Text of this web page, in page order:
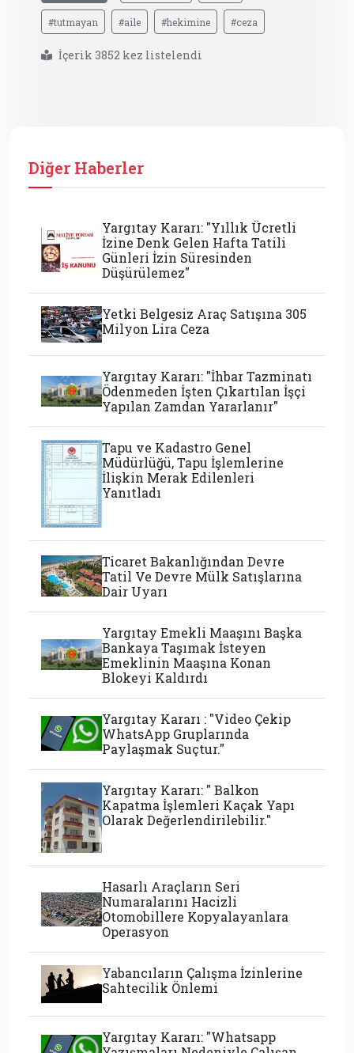
#tutmayan #aile #hekimine #ceza
İçerik 3852 kez listelendi
Diğer Haberler
Yargıtay Kararı: "Yıllık Ücretli
İzine Denk Gelen Hafta Tatili
Günleri İzin Süresinden
Düşürülemez"
Yetki Belgesiz Araç Satışına 305
Milyon Lira Ceza
Yargıtay Kararı: "İhbar Tazminatı
Ödenmeden İşten Çıkartılan İşçi
Yapılan Zamdan Yararlanır"
Tapu ve Kadastro Genel
Müdürlüğü, Tapu İşlemlerine
İlişkin Merak Edilenleri
Yanıtladı
Ticaret Bakanlığından Devre
Tatil Ve Devre Mülk Satışlarına
Dair Uyarı
Yargıtay Emekli Maaşını Başka
Bankaya Taşımak İsteyen
Emeklinin Maaşına Konan
Blokeyi Kaldırdı
Yargıtay Kararı : "Video Çekip
WhatsApp Gruplarında
Paylaşmak Suçtur."
Yargıtay Kararı: " Balkon
Kapatma İşlemleri Kaçak Yapı
Olarak Değerlendirilebilir."
Hasarlı Araçların Seri
Numaralarını Hacizli
Otomobillere Kopyalayanlara
Operasyon
Yabancıların Çalışma İzinlerine
Sahtecilik Önlemi
Yargıtay Kararı: "Whatsapp